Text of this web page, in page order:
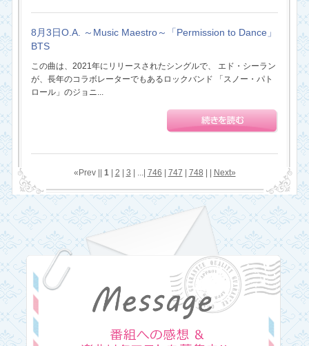
8月3日O.A. ～Music Maestro～「Permission to Dance」
BTS
この曲は、2021年にリリースされたシングルで、 エド・シーラン
が、長年のコラボレーターでもあるロックバンド 「スノー・パト
ロール」のジョニ...
«Prev || 1| 2 3 | ...| 746 747 748 Next»